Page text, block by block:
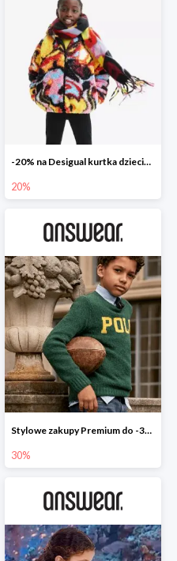
-20% na Desigual kurtka dziecięca
20%
Stylowe zakupy Premium do -30%
30%